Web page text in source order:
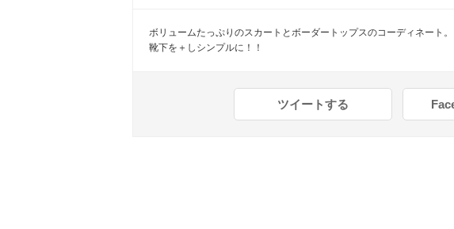
ボリュームたっぷりのスカートとボーダートップスのコーディネート。
靴下を＋しシンプルに！！
ツイートする